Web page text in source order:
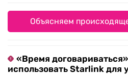
Объясняем
«Время
использовать Starlink для